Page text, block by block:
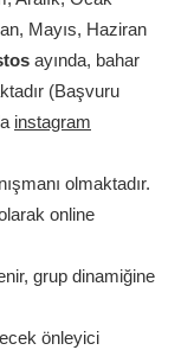
Mayıs, Haziran
ayında, bahar
(Başvuru
instagram
olmaktadır.
online
grup dinamiğine
önleyici